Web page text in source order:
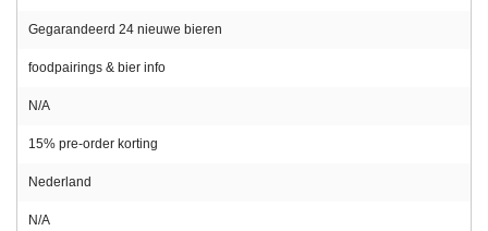
Gegarandeerd 24 nieuwe bieren
foodpairings & bier info
N/A
15% pre-order korting
Nederland
N/A